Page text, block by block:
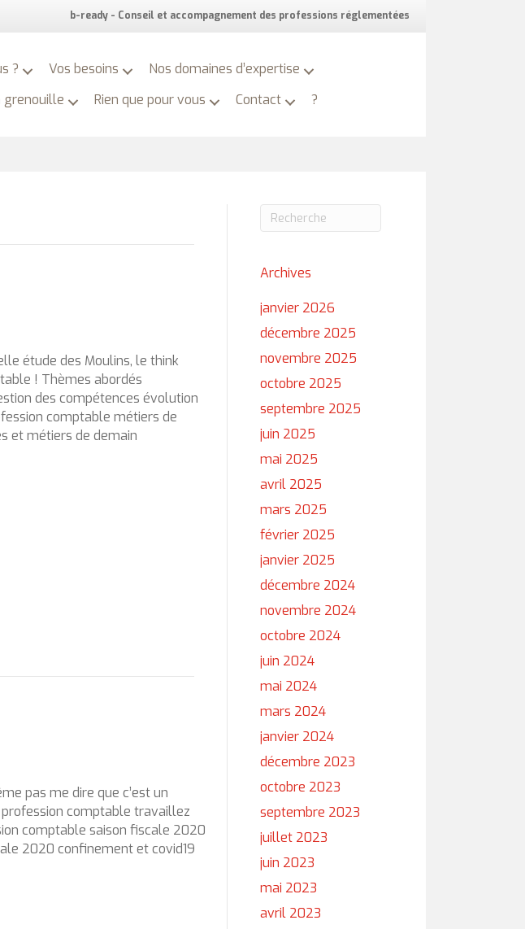
b-ready - Conseil et accompagnement des professions réglementées
? Vos besoins
Nos domaines d’expertise
grenouille
Rien que pour vous Contact ?
étude des Moulins, le think
! Thèmes abordés
des compétences évolution
comptable métiers de
et métiers de demain
pas me dire que c’est un
comptable travaillez
comptable saison fiscale 2020
2020 confinement et covid19
Archives
janvier 2026
décembre 2025
novembre 2025
octobre 2025
septembre 2025
juin 2025
mai 2025
avril 2025
mars 2025
février 2025
janvier 2025
décembre 2024
novembre 2024
octobre 2024
juin 2024
mai 2024
mars 2024
janvier 2024
décembre 2023
octobre 2023
septembre 2023
juillet 2023
juin 2023
mai 2023
avril 2023